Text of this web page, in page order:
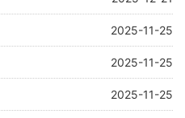
2025-11-25
2025-11-25
2025-11-25